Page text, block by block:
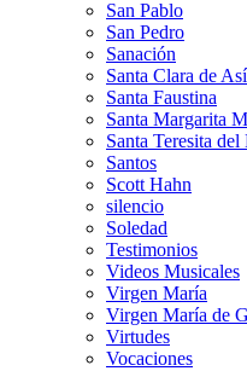
San Pablo
San Pedro
Sanación
Santa Clara de
Santa Faustina
Santa Margarita
Santa Teresita del
Santos
Scott Hahn
silencio
Soledad
Testimonios
Videos Musicales
Virgen María
Virgen María de
Virtudes
Vocaciones